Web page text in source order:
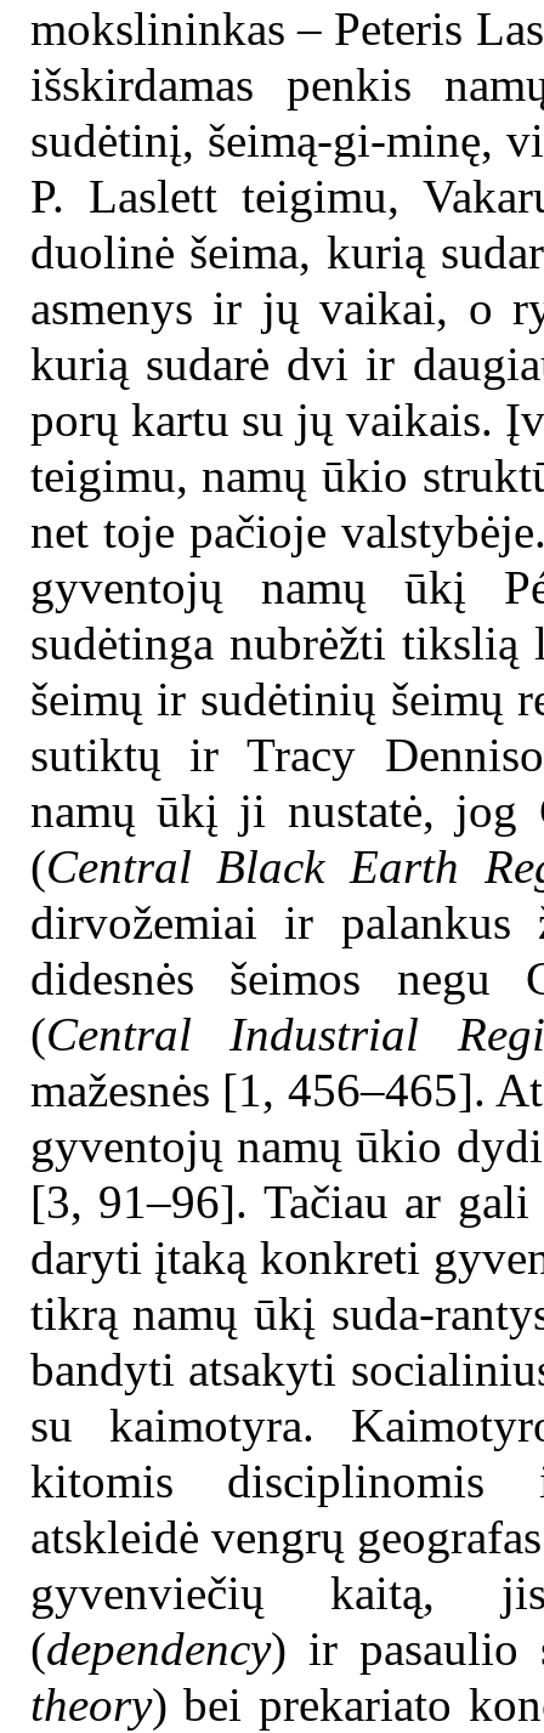
mokslininkas – Peteris
išskirdamas penkis
sudėtinį, šeimą-gi-minę,
P. Laslett teigimu,
duolinė šeima, kurią
asmenys ir jų vaikai, o
kurią sudarė dvi ir
porų kartu su jų vaikais.
teigimu, namų ūkio
net toje pačioje
gyventojų namų ūkį
sudėtinga nubrėžti
šeimų ir sudėtinių šeimų
sutiktų ir Tracy
namų ūkį ji nustatė, jog
(Central Black Earth
dirvožemiai ir palankus
didesnės šeimos negu
(Central Industrial
mažesnės [1, 456–465].
gyventojų namų ūkio
[3, 91–96]. Tačiau ar
daryti įtaką konkreti
tikrą namų ūkį suda-
bandyti atsakyti
su kaimotyra.
kitomis disciplinomis
atskleidė vengrų
gyvenviečių kaitą,
(dependency) ir pasaulio
theory) bei prekariato